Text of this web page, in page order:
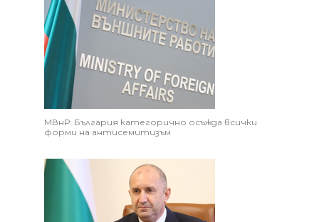
МВнР: България категорично осъжда всички
форми на антисемитизъм